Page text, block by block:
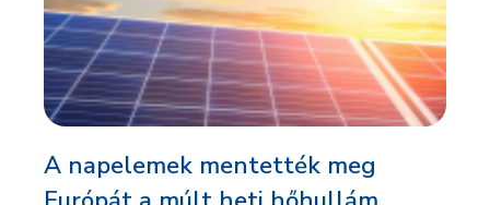
A napelemek mentették meg